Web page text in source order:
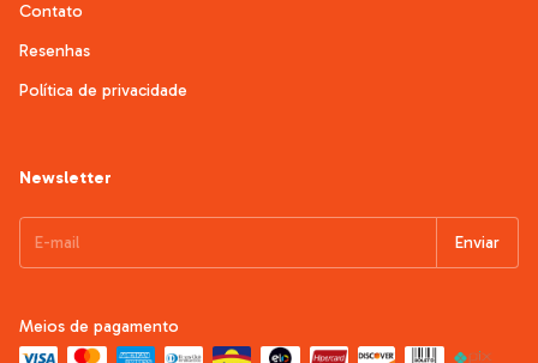
Contato
Resenhas
Política de privacidade
Newsletter
Meios de pagamento